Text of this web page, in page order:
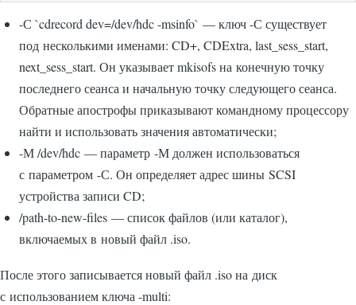
-С `cdrecord dev=/dev/hdc -msinfo` — ключ -С существует
под несколькими именами: CD+, CDExtra, last_sess_start,
next_sess_start. Он указывает mkisofs на конечную точку
последнего сеанса и начальную точку следующего сеанса.
Обратные апострофы приказывают командному процессору
найти и использовать значения автоматически;
-М /dev/hdc — параметр -М должен использоваться
с параметром -С. Он определяет адрес шины SCSI
устройства записи CD;
/path-to-new-files — список файлов (или каталог),
включаемых в новый файл .iso.
После этого записывается новый файл .iso на диск
с использованием ключа -multi: